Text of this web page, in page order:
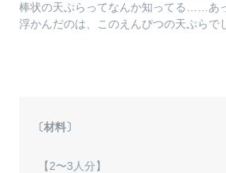
棒状の天ぷらってなんか知ってる……あ
浮かんだのは、このえんぴつの天ぷらで
〔材料〕
【2〜3人分】